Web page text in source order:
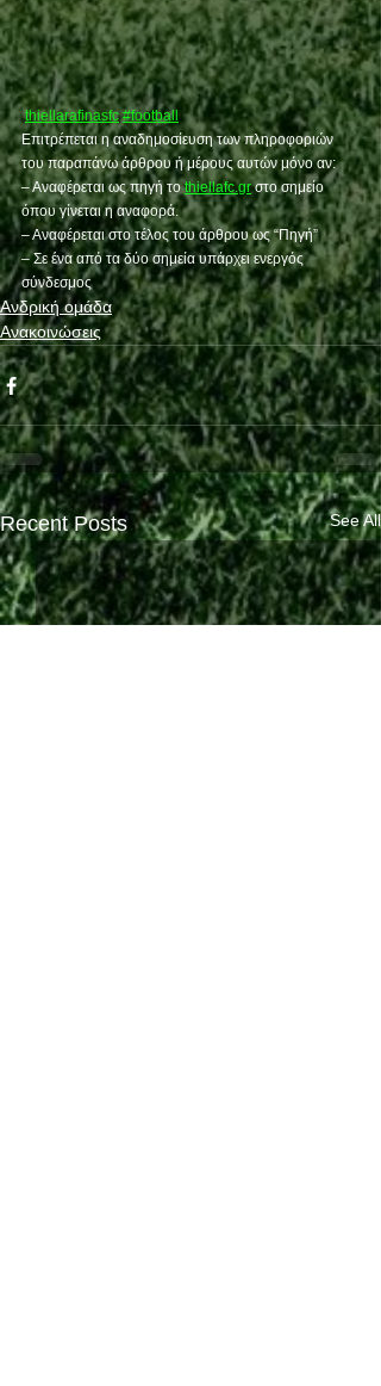
thiellarafinasfc #football
Επιτρέπεται η αναδημοσίευση των πληροφοριών
του παραπάνω άρθρου ή μέρους αυτών μόνο αν:
– Αναφέρεται ως πηγή το thiellafc.gr στο σημείο
όπου γίνεται η αναφορά.
– Αναφέρεται στο τέλος του άρθρου ως “Πηγή”
– Σε ένα από τα δύο σημεία υπάρχει ενεργός
σύνδεσμος
Ανδρική ομάδα
Ανακοινώσεις
Recent Posts See All